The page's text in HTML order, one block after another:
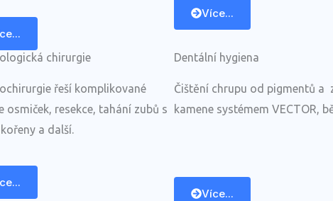
Více...
chirurgie
řeší komplikované
osmiček, resekce, tahání zubů s
a další.
Dentální hygiena
Čištění chrupu od pigmentů a
kamene systémem VECTOR,
Více...